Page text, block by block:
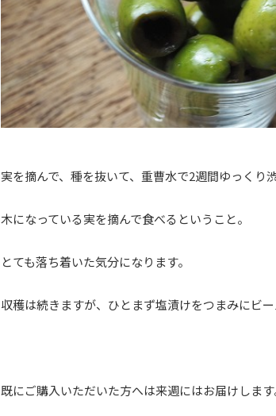
実を摘んで、種を抜いて、重曹水で2週間ゆっくり
木になっている実を摘んで食べるということ。
とても落ち着いた気分になります。
収穫は続きますが、ひとまず塩漬けをつまみにビー
既にご購入いただいた方へは来週にはお届けします